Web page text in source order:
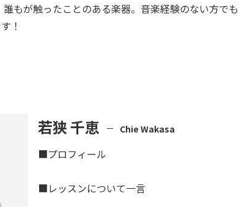
もが触ったことのある楽器。音楽経験のない方で
！
若狭 千恵 Chie Wakasa
■プロフィール
■レッスンについて一言